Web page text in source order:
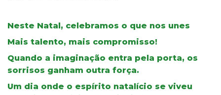
Neste Natal, celebramos o que nos unes
Mais talento, mais compromisso!
Quando a imaginação entra pela porta, os
sorrisos ganham outra força.
Um dia onde o espírito natalício se viveu